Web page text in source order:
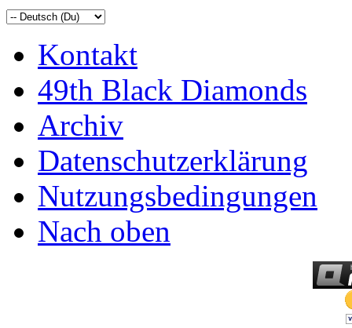
Kontakt
49th Black Diamonds
Archiv
Datenschutzerklärung
Nutzungsbedingungen
Nach oben